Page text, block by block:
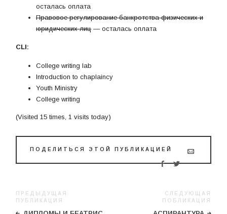
осталась оплата
Правовое регулирование банкротства физических и
юридических лиц— осталась оплата
CLI:
College writing lab
Introduction to chaplaincy
Youth Ministry
College writing
(Visited 15 times, 1 visits today)
ПОДЕЛИТЬСЯ ЭТОЙ ПУБЛИКАЦИЕЙ
ПРЕДЫДУЩАЯ
ПУБЛИКАЦИЯ
СЛЕДУЮЩАЯ
ПОБЛИКАЦИЯ